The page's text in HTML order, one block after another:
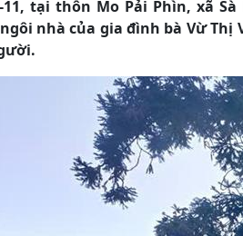
11, tại thôn Mo Pải Phìn, xã
nhà của gia đình bà Vừ